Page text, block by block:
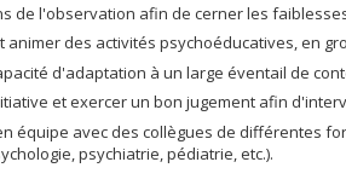
de l'observation afin de cerner les
animer des activités psychoéducatives, en
d'adaptation à un large éventail de
et exercer un bon jugement afin
équipe avec des collègues de différentes
psychiatrie, pédiatrie, etc.).